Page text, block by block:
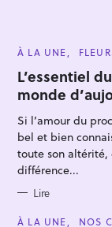
C
T
E
G
O
I
E
S
À LA UNE
L’essentiel
monde
Si l’amour du
bel et bien
toute son altérité,
différence...
Lire
C
À LA UNE NOS
R